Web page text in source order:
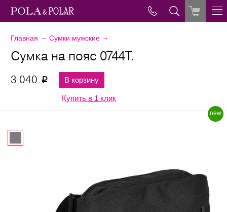
Главная → Сумки мужские →
new
Сумка на пояс 0744T.
3 040 p В корзину
Купить в 1 клик